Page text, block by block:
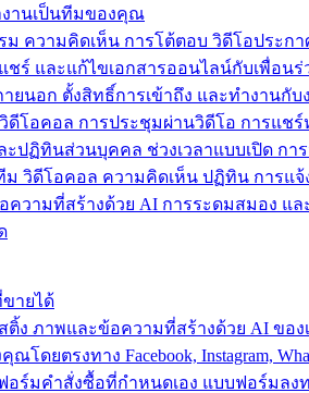
งานเป็นทีมของคุณ
ความคิดเห็น การโต้ตอบ วิดีโอประก
ชร์ และแก้ไขเอกสารออนไลน์กับเพื่อน
ยนอก ตั้งสิทธิ์การเข้าถึง และทำงานกับ
ดีโอคอล การประชุมผ่านวิดีโอ การแช
ปฏิทินส่วนบุคคล ช่วงเวลาแบบเปิด กา
วิดีโอคอล ความคิดเห็น ปฏิทิน การแจ้
ความที่สร้างด้วย AI การระดมสมอง แล
ขายได้
ติ้ง ภาพและข้อความที่สร้างด้วย AI ของ
ดยตรงทาง Facebook, Instagram,
ร์มคำสั่งซื้อที่กำหนดเอง แบบฟอร์มล